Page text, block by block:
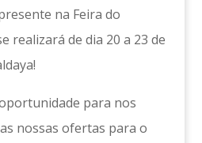
na Feira do
realizará de dia 20 a 23 de
para nos
nossas ofertas para o